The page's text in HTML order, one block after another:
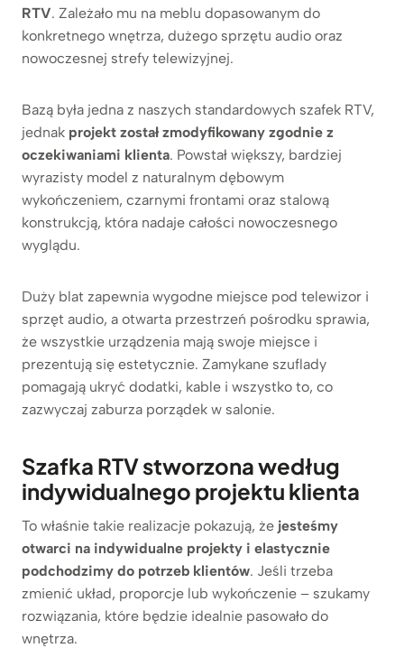
RTV. Zależało mu na meblu dopasowanym do
konkretnego wnętrza, dużego sprzętu audio oraz
nowoczesnej strefy telewizyjnej.
Bazą była jedna z naszych standardowych szafek RTV,
jednak projekt został zmodyfikowany zgodnie z
oczekiwaniami klienta. Powstał większy, bardziej
wyrazisty model z naturalnym dębowym
wykończeniem, czarnymi frontami oraz stalową
konstrukcją, która nadaje całości nowoczesnego
wyglądu.
Duży blat zapewnia wygodne miejsce pod telewizor i
sprzęt audio, a otwarta przestrzeń pośrodku sprawia,
że wszystkie urządzenia mają swoje miejsce i
prezentują się estetycznie. Zamykane szuflady
pomagają ukryć dodatki, kable i wszystko to, co
zazwyczaj zaburza porządek w salonie.
Szafka RTV stworzona według
indywidualnego projektu klienta
To właśnie takie realizacje pokazują, że jesteśmy
otwarci na indywidualne projekty i elastycznie
podchodzimy do potrzeb klientów. Jeśli trzeba
zmienić układ, proporcje lub wykończenie – szukamy
rozwiązania, które będzie idealnie pasowało do
wnętrza.